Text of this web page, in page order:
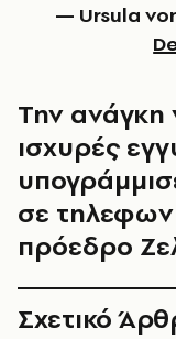
— Ursula
Την ανάγκη
ισχυρές
σε
πρόεδρο
Σχετικό